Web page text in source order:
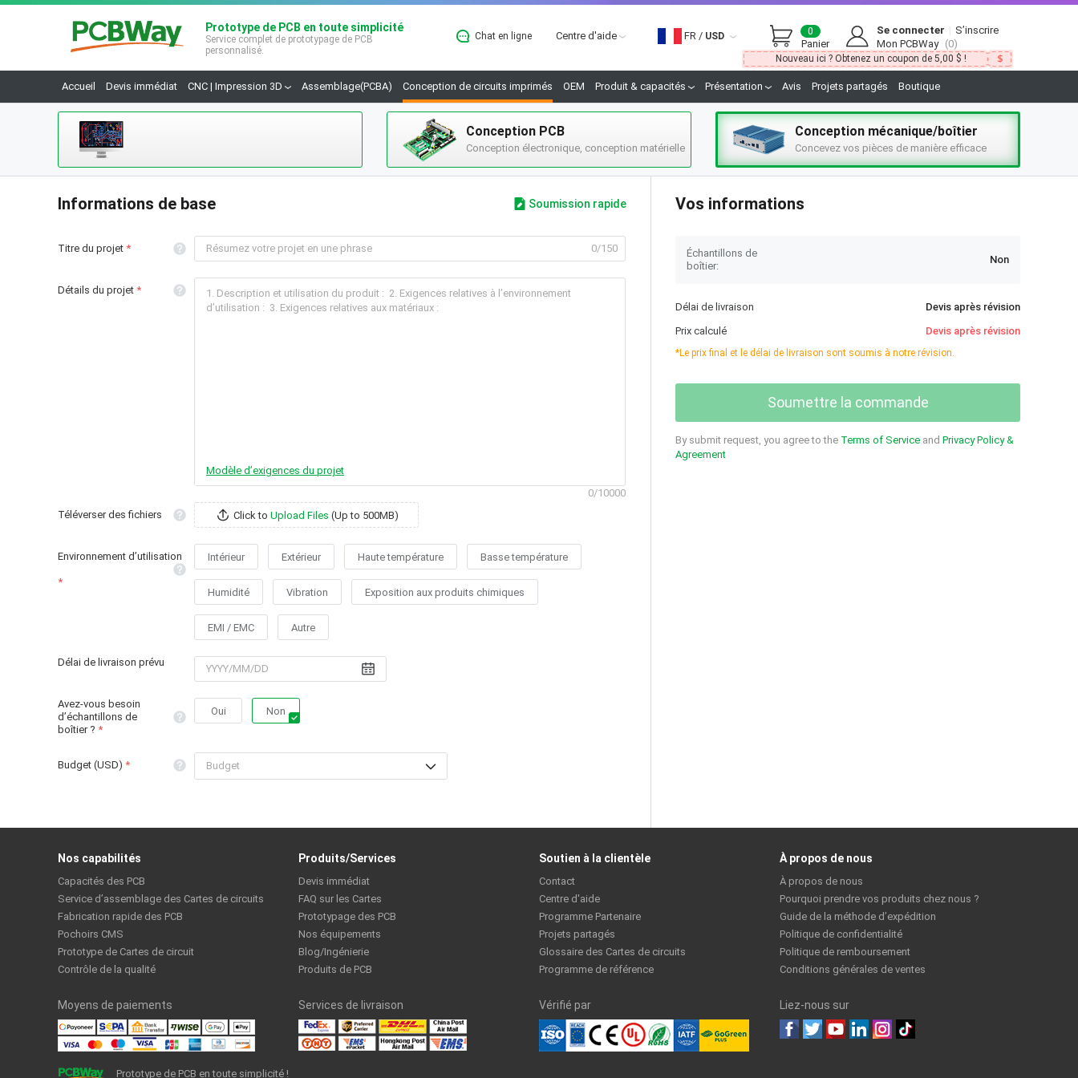
Prototype de PCB en toute simplicité
Service complet de prototypage de PCB
personnalisé.
Chat en ligne Centre d'aide FR / USD
Panier
0 Se connecter
S’inscrire
Mon PCBWay (0)
Nouveau ici ? Obtenez un coupon de 5,00 $ !
Accueil Devis immédiat CNC | Impression 3D Assemblage(PCBA) Conception de circuits imprimés OEM Produit & capacités Présentation Avis Projets partagés Boutique
Support pour plus de 100 000 broches en conception
Conception PCB
Conception électronique, conception matérielle
Conception mécanique/boîtier
Concevez vos pièces de manière efficace
Informations de base Soumission rapide
Titre du projet 0/150
Détails du projet
Modèle d’exigences du projet
0/10000
Téléverser des fichiers
Click to Upload Files (Up to 500MB)
Environnement d’utilisation Intérieur Extérieur Haute température Basse température
Humidité Vibration Exposition aux produits chimiques
EMI / EMC Autre
Délai de livraison prévu
Avez-vous besoin
d’échantillons de
boîtier ?
Oui Non
Budget (USD)
Vos informations
Échantillons de
boîtier:
Non
Délai de livraison
Devis après révision
Prix calculé
Devis après révision
*Le prix final et le délai de livraison sont soumis à notre révision.
Soumettre la commande
By submit request, you agree to the Terms of Service and Privacy Policy &
Agreement
Nos capabilités
Capacités des PCB
Service d’assemblage des Cartes de circuits
Fabrication rapide des PCB
Pochoirs CMS
Prototype de Cartes de circuit
Contrôle de la qualité
Produits/Services
Devis immédiat
FAQ sur les Cartes
Prototypage des PCB
Nos équipements
Blog/Ingénierie
Produits de PCB
Soutien à la clientèle
Contact
Centre d'aide
Programme Partenaire
Projets partagés
Glossaire des Cartes de circuits
Programme de référence
À propos de nous
À propos de nous
Pourquoi prendre vos produits chez nous ?
Guide de la méthode d’expédition
Politique de confidentialité
Politique de remboursement
Conditions générales de ventes
Moyens de paiements Services de livraison Vérifié par Liez-nous sur
Prototype de PCB en toute simplicité !